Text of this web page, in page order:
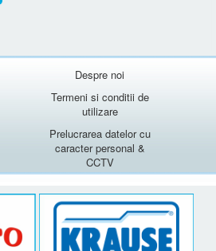
Despre noi
Termeni si conditii de
utilizare
Prelucrarea datelor cu
caracter personal &
CCTV